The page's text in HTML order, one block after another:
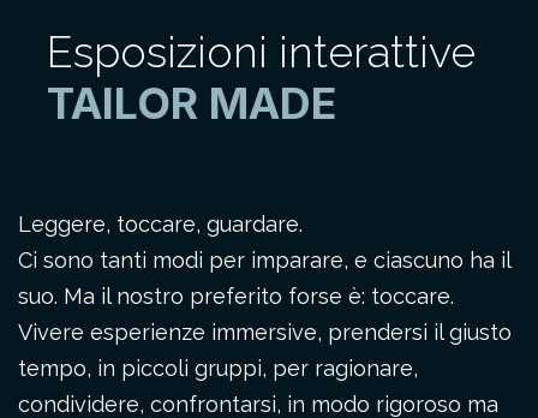
Esposizioni interattive
TAILOR MADE
Leggere, toccare, guardare.
Ci sono tanti modi per imparare, e ciascuno ha il
suo. Ma il nostro preferito forse è: toccare.
Vivere esperienze immersive, prendersi il giusto
tempo, in piccoli gruppi, per ragionare,
condividere, confrontarsi, in modo rigoroso ma